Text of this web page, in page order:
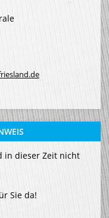
in dieser Zeit nicht
Sie da!